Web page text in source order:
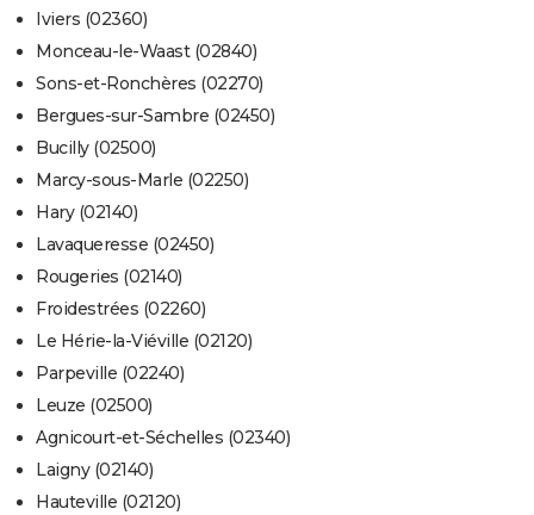
Iviers (02360)
Monceau-le-Waast (02840)
Sons-et-Ronchères (02270)
Bergues-sur-Sambre (02450)
Bucilly (02500)
Marcy-sous-Marle (02250)
Hary (02140)
Lavaqueresse (02450)
Rougeries (02140)
Froidestrées (02260)
Le Hérie-la-Viéville (02120)
Parpeville (02240)
Leuze (02500)
Agnicourt-et-Séchelles (02340)
Laigny (02140)
Hauteville (02120)